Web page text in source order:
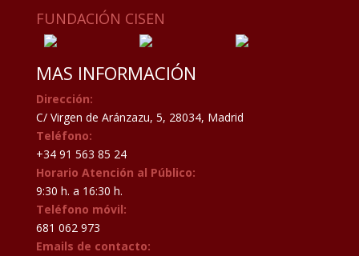
FUNDACIÓN CISEN
MAS INFORMACIÓN
Dirección:
C/ Virgen de Aránzazu, 5, 28034, Madrid
Teléfono:
+34 91 563 85 24
Horario Atención al Público:
9:30 h. a 16:30 h.
Teléfono móvil:
681 062 973
Emails de contacto: